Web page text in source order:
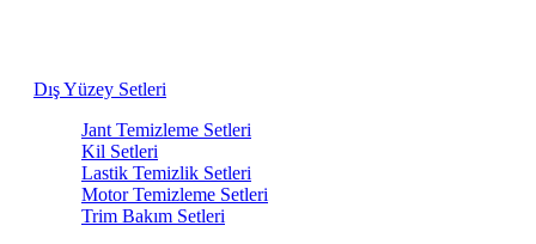
Dış Yüzey Setleri
Jant Temizleme Setleri
Kil Setleri
Lastik Temizlik Setleri
Motor Temizleme Setleri
Trim Bakım Setleri